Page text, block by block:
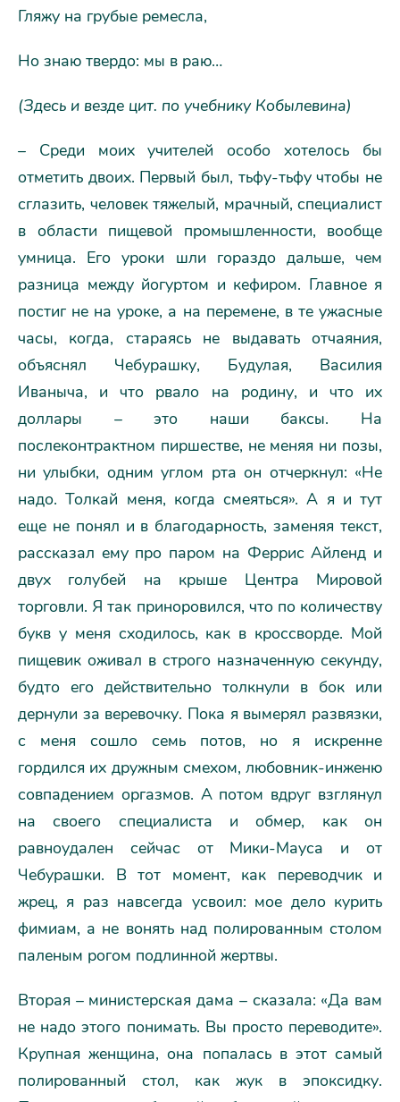
Гляжу на грубые ремесла,
Но знаю твердо: мы в раю…
(Здесь и везде цит. по учебнику Кобылевина)
– Среди моих учителей особо хотелось бы
отметить двоих. Первый был, тьфу-тьфу чтобы не
сглазить, человек тяжелый, мрачный, специалист
в области пищевой промышленности, вообще
умница. Его уроки шли гораздо дальше, чем
разница между йогуртом и кефиром. Главное я
постиг не на уроке, а на перемене, в те ужасные
часы, когда, стараясь не выдавать отчаяния,
объяснял Чебурашку, Будулая, Василия
Иваныча, и что рвало на родину, и что их
доллары – это наши баксы. На
послеконтрактном пиршестве, не меняя ни позы,
ни улыбки, одним углом рта он отчеркнул: «Не
надо. Толкай меня, когда смеяться». А я и тут
еще не понял и в благодарность, заменяя текст,
рассказал ему про паром на Феррис Айленд и
двух голубей на крыше Центра Мировой
торговли. Я так приноровился, что по количеству
букв у меня сходилось, как в кроссворде. Мой
пищевик оживал в строго назначенную секунду,
будто его действительно толкнули в бок или
дернули за веревочку. Пока я вымерял развязки,
с меня сошло семь потов, но я искренне
гордился их дружным смехом, любовник-инженю
совпадением оргазмов. А потом вдруг взглянул
на своего специалиста и обмер, как он
равноудален сейчас от Мики-Мауса и от
Чебурашки. В тот момент, как переводчик и
жрец, я раз навсегда усвоил: мое дело курить
фимиам, а не вонять над полированным столом
паленым рогом подлинной жертвы.
Вторая – министерская дама – сказала: «Да вам
не надо этого понимать. Вы просто переводите».
Крупная женщина, она попалась в этот самый
полированный стол, как жук в эпоксидку.